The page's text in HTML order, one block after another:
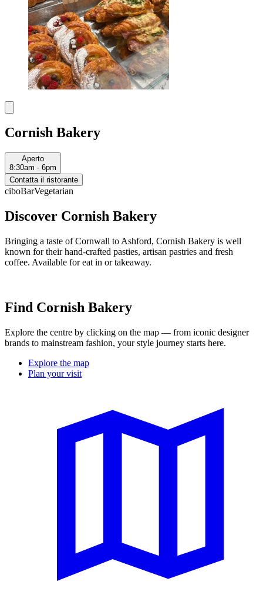
Cornish Bakery
Aperto
8:30am - 6pm
Contatta il ristorante
ciboBarVegetarian
Discover Cornish Bakery
Bringing a taste of Cornwall to Ashford, Cornish Bakery is well
known for their hand-crafted pasties, artisan pastries and fresh
coffee. Available for eat in or takeaway.
Find Cornish Bakery
Explore the centre by clicking on the map — from iconic designer
brands to mainstream fashion, your style journey starts here.
Explore the map
Plan your visit